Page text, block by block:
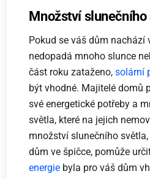
Množství slunečního
Pokud se váš dům nachází
nedopadá mnoho slunce
část roku zataženo,solární
být vhodné. Majitelé domů
své energetické potřeby a
světla, které na jejich
množství slunečního
dům ve špičce, pomůže
energie byla pro váš dům